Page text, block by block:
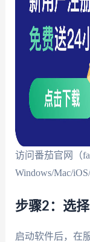
访问番茄官网（
Windows/Mac/
步骤2：选
启动软件后，在